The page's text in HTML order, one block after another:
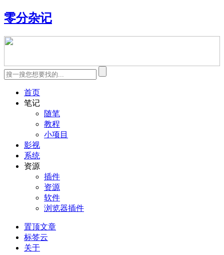
零分杂记
首页
笔记
随笔
教程
小项目
影视
系统
资源
插件
资源
软件
浏览器插件
置顶文章
标签云
关于